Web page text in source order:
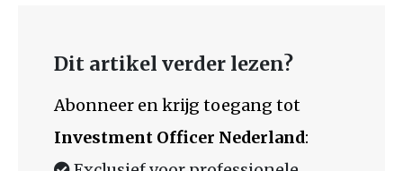
Dit artikel verder lezen?
Abonneer en krijg toegang tot
Investment Officer Nederland: